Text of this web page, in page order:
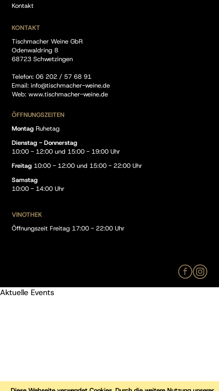
Kontakt
KONTAKT
Tischmacher Weine GbR
Odenwaldring 8
68723 Schwetzingen
Telefon: 06 202 / 57 68 91
Email: info@tischmacher-weine.de
Web: www.tischmacher-weine.de
ÖFFNUNGSZEITEN
Montag Ruhetag
Dienstag - Donnerstag
10:00 - 12:00 und 15:00 - 19:00 Uhr
Freitag 10:00 - 12:00 und 15:00 - 22:00 Uhr
Samstag
10:00 - 14:00 Uhr
VINOTHEK
Öffnungszeit Freitag 17:00 - 22:00 Uhr
Aktuelle Events